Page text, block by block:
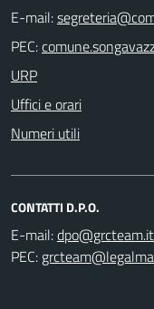
E-mail:
PEC:
URP
Uffici e orari
Numeri utili
CONTATTI D.P.O.
E-mail:
PEC: